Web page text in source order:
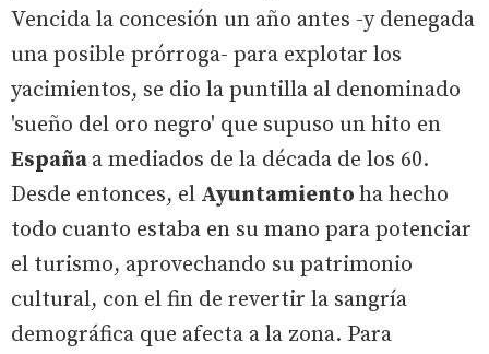
Vencida la concesión un año antes -y denegada
una posible prórroga- para explotar los
yacimientos, se dio la puntilla al denominado
'sueño del oro negro' que supuso un hito en
Españaa mediados de la década de los 60.
Desde entonces, el Ayuntamiento ha hecho
todo cuanto estaba en su mano para potenciar
el turismo, aprovechando su patrimonio
cultural, con el fin de revertir la sangría
demográfica que afecta a la zona. Para